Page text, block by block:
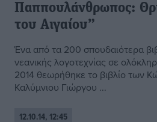
Παππουλάνθρωπος:
του Αιγαίου”
Ένα από τα 200 σπουδαιότερα
νεανικής λογοτεχνίας σε
2014 θεωρήθηκε το βιβλίο των
Καλύμνιου Γιώργου ...
12.10.14, 12:45